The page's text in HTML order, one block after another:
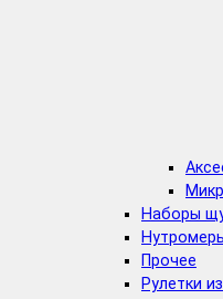
Наборы
Прочее
Рулетки